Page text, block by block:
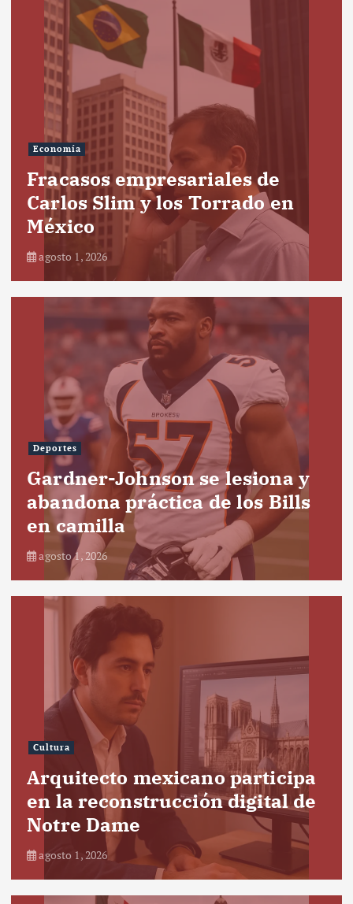
Economía
Fracasos empresariales de
Carlos Slim y los Torrado en
México
agosto 1, 2026
Deportes
Gardner-Johnson se lesiona y
abandona práctica de los Bills
en camilla
agosto 1, 2026
Cultura
Arquitecto mexicano participa
en la reconstrucción digital de
Notre Dame
agosto 1, 2026